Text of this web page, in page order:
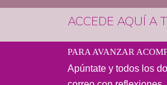
ACCEDE AQUÍ A
PARA AVANZAR
Apúntate y todos los